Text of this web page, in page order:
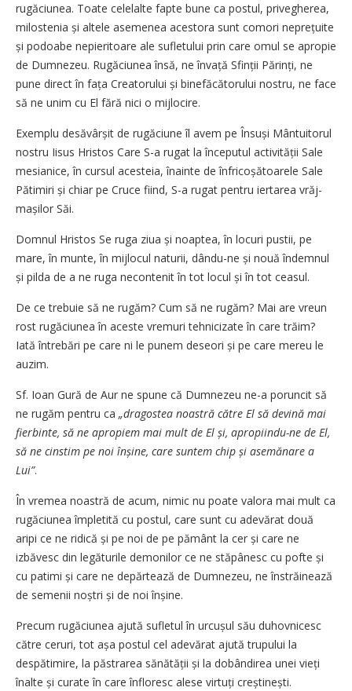
rugăciunea. Toate celelalte fapte bune ca postul, privegherea,
milostenia și altele asemenea acestora sunt comori neprețuite
și podoabe nepieritoare ale sufletului prin care omul se apropie
de Dumnezeu. Rugăciunea însă, ne învață Sfinții Părinți, ne
pune direct în fața Creatorului și binefăcătorului nostru, ne face
să ne unim cu El fără nici o mijlocire.
Exemplu desăvârșit de rugăciune îl avem pe Însuși Mântuitorul
nostru Iisus Hristos Care S-a rugat la începutul activității Sale
mesianice, în cursul acesteia, înainte de înfricoșătoarele Sale
Pătimiri și chiar pe Cruce fiind, S-a rugat pentru iertarea vrăj­
mașilor Săi.
Domnul Hristos Se ruga ziua și noaptea, în locuri pustii, pe
mare, în munte, în mijlocul naturii, dându-ne și nouă îndemnul
și pilda de a ne ruga necontenit în tot locul și în tot ceasul.
De ce trebuie să ne rugăm? Cum să ne rugăm? Mai are vreun
rost rugăciunea în aceste vremuri tehnicizate în care trăim?
Iată întrebări pe care ni le punem deseori și pe care mereu le
auzim.
Sf. Ioan Gură de Aur ne spune că Dumnezeu ne-a poruncit să
ne rugăm pentru ca „dragostea noastră către El să devină mai
fierbinte, să ne apropiem mai mult de El și, apropiindu-ne de El,
să ne cinstim pe noi înșine, care suntem chip și asemănare a
Lui”.
În vremea noastră de acum, nimic nu poate valora mai mult ca
rugăciunea împletită cu postul, care sunt cu adevărat două
aripi ce ne ridică și pe noi de pe pământ la cer și care ne
izbăvesc din legăturile demonilor ce ne stăpânesc cu pofte și
cu patimi și care ne depărtează de Dumnezeu, ne înstrăinează
de semenii noștri și de noi înșine.
Precum rugăciunea ajută sufletul în urcușul său duhovnicesc
către ceruri, tot așa postul cel adevărat ajută trupului la
despătimire, la păstrarea sănătății și la dobândirea unei vieți
înalte și curate în care înfloresc alese virtuți creștinești.